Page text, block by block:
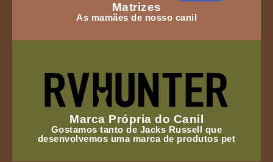
Matrizes
As mamães de nosso canil
Marca Própria do Canil
Gostamos tanto de Jacks Russell que
desenvolvemos uma marca de produtos pet